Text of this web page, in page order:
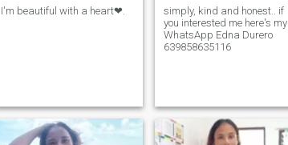
I'm beautiful with a heart❤.
simply, kind and honest.. if
you interested me here's my
WhatsApp Edna Durero
639858635116